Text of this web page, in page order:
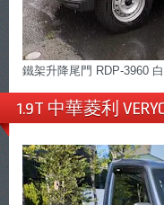
鐵架升降尾門 RDP-3960
1.9T 中華菱利